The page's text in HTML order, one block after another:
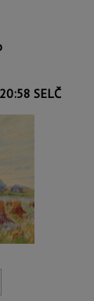
SELČ